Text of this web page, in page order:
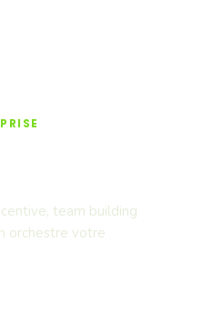
team building
orchestre votre